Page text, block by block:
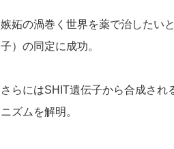
嫉妬の渦巻く世界を薬で治したい
子）の同定に成功。
さらにはSHIT遺伝子から合成され
ニズムを解明。